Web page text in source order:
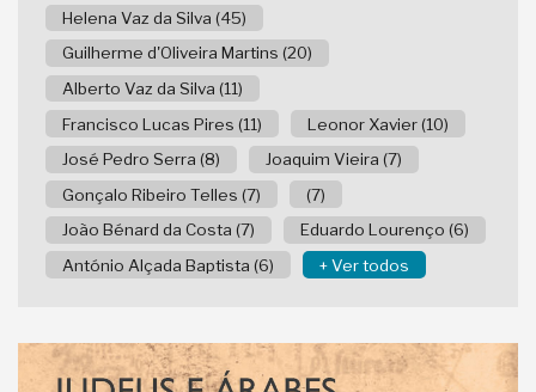
Helena Vaz da Silva (45)
Guilherme d'Oliveira Martins (20)
Alberto Vaz da Silva (11)
Francisco Lucas Pires (11)
Leonor Xavier (10)
José Pedro Serra (8)
Joaquim Vieira (7)
Gonçalo Ribeiro Telles (7)
(7)
João Bénard da Costa (7)
Eduardo Lourenço (6)
António Alçada Baptista (6)
+ Ver todos